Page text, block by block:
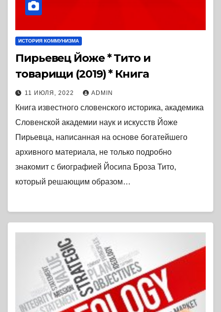
ИСТОРИЯ КОММУНИЗМА
Пирьевец Йоже * Тито и
товарищи (2019) * Книга
11 ИЮЛЯ, 2022 ADMIN
Книга известного словенского историка, академика
Словенской академии наук и искусств Йоже
Пирьевца, написанная на основе богатейшего
архивного материала, не только подробно
знакомит с биографией Йосипа Броза Тито,
который решающим образом…